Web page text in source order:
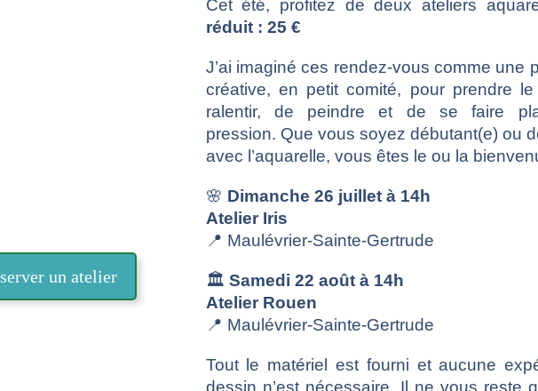
un atelier
Cet été, profitez de deux ateliers
réduit : 25 €
J’ai imaginé ces rendez-vous comme une
créative, en petit comité, pour prendre
ralentir, de peindre et de se faire
pression. Que vous soyez débutant(e) ou
avec l’aquarelle, vous êtes le ou la
🌸 Dimanche 26 juillet à 14h
Atelier Iris
📍 Maulévrier-Sainte-Gertrude
🏛️ Samedi 22 août à 14h
Atelier Rouen
📍 Maulévrier-Sainte-Gertrude
Tout le matériel est fourni et aucune
dessin n’est nécessaire. Il ne vous reste